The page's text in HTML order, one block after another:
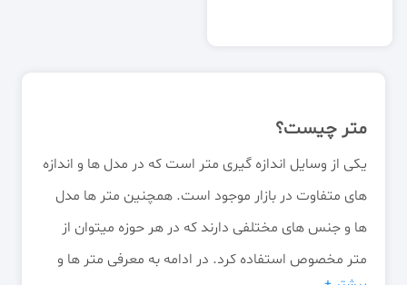
متر چیست؟
یکی از وسایل اندازه گیری متر است که در مدل ها و اندازه
های متفاوت در بازار موجود است. همچنین متر ها مدل
ها و جنس های مختلفی دارند که در هر حوزه میتوان از
متر مخصوص استفاده کرد. در ادامه به معرفی متر ها و